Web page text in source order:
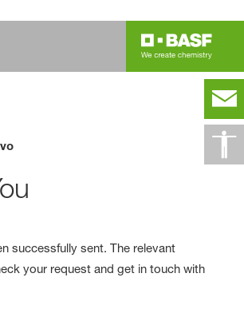
successfully sent. The relevant
your request and get in touch with